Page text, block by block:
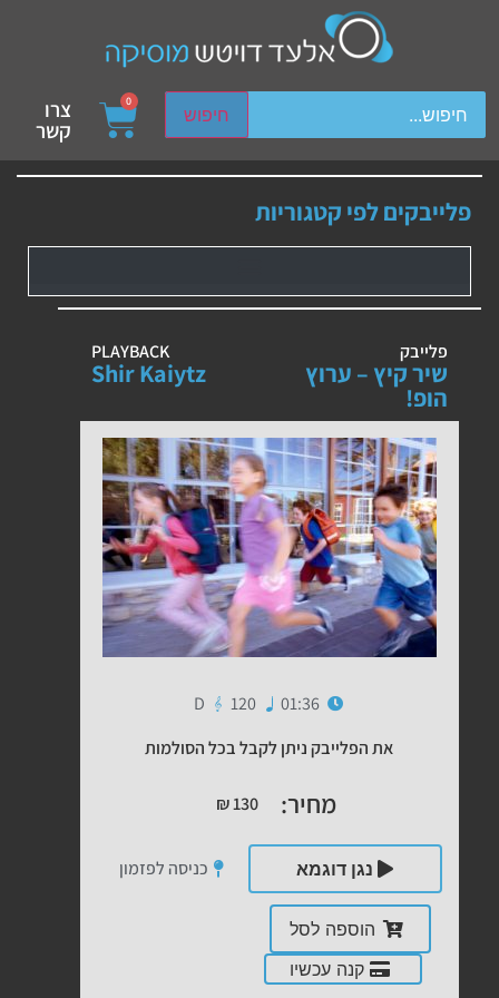
חיפוש
device users, explore by touch or with swipe gestures.
0 צרו
קשר
פלייבקים לפי קטגוריות
פלייבק
שיר קיץ – ערוץ
הופ!
PLAYBACK
Shir Kaiytz
01:36
120
D
את הפלייבק ניתן לקבל בכל הסולמות
מחיר: ₪130
נגן דוגמא כניסה לפזמון
הוספה לסל
קנה עכשיו